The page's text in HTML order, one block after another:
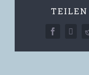
TEILEN
Facebook
X